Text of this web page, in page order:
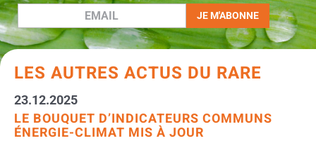
LES AUTRES ACTUS DU RARE
LE BOUQUET D’INDICATEURS COMMUNS
ÉNERGIE-CLIMAT MIS À JOUR
23.12.2025